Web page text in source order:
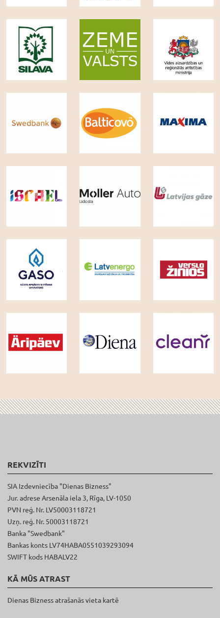
REKVIZĪTI
SIA Izdevniecība "Dienas Bizness"
Jur. adrese Arsenāla iela 3, Rīga, LV-1050
PVN reģ. Nr. LV50003118721
Uzņ. reģ. Nr. 50003118721
Banka "Swedbank"
Bankas konts LV74HABA0551039293094
SWIFT kods HABALV22
KĀ MŪS ATRAST
Dienas Bizness atrašanās vieta kartē